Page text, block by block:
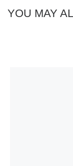
YOU MAY